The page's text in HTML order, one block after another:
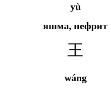
yù
яшма, нефрит
王
wáng